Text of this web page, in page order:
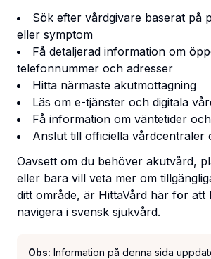
Sök efter vårdgivare baserat på
eller symptom
Få detaljerad information om
telefonnummer och adresser
Hitta närmaste akutmottagning
Läs om e-tjänster och digitala
Få information om väntetider
Anslut till officiella vårdcentraler
Oavsett om du behöver akutvård,
eller bara vill veta mer om
ditt område, är HittaVård här för att
navigera i svensk sjukvård.
Obs: Information på denna sida